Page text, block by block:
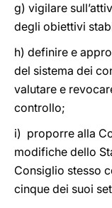
g) vigilare
degli obiettivi
h) definire e
del sistema dei
valutare e
controllo;
i) proporre alla
modifiche dello
Consiglio stesso
cinque dei suoi